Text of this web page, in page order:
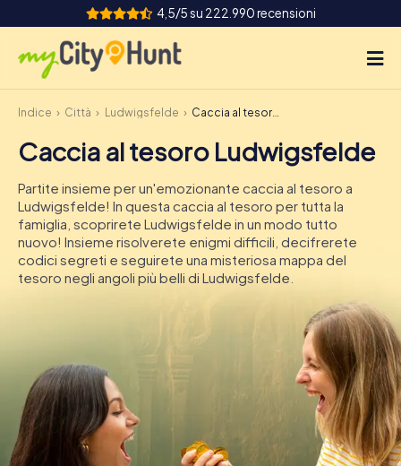
4,5/5 su 222.990 recensioni
Come funziona
Città
Tour
Team Building
Biglietti
DE
IE
IT
Prenota Biglietti
Indice Città Ludwigsfelde Caccia al tesoro Ludwigsfelde
Caccia al tesoro Ludwigsfelde
Partite insieme per un'emozionante caccia al tesoro a
Ludwigsfelde! In questa caccia al tesoro per tutta la
famiglia, scoprirete Ludwigsfelde in un modo tutto
nuovo! Insieme risolverete enigmi difficili, decifrerete
codici segreti e seguirete una misteriosa mappa del
tesoro negli angoli più belli di Ludwigsfelde.